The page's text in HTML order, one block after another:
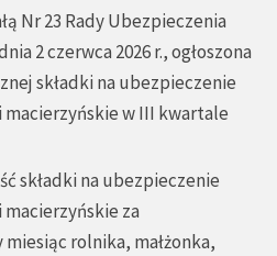
Nr 23 Rady Ubezpieczenia
2 czerwca 2026 r., ogłoszona
składki na ubezpieczenie
w III kwartale
składki na ubezpieczenie
za
rolnika, małżonka,